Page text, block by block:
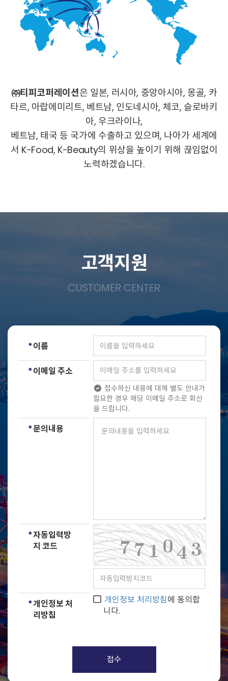
㈜티피코퍼레이션은 일본, 러시아, 중앙아시아, 몽골, 카
타르, 아랍에미리트, 베트남, 인도네시아, 체코, 슬로바키
아, 우크라이나,
베트남, 태국 등 국가에 수출하고 있으며, 나아가 세계에
서 K-Food, K-Beauty의 위상을 높이기 위해 끊임없이
노력하겠습니다.
고객지원
CUSTOMER CENTER
*이름
*이메일 주소
접수하신 내용에 대해 별도 안내가
필요한 경우 해당 이메일 주소로 회신
을 드립니다.
*문의내용
*자동입력방
지 코드
*개인정보 처
리방침
개인정보 처리방침에 동의합
니다.
접수